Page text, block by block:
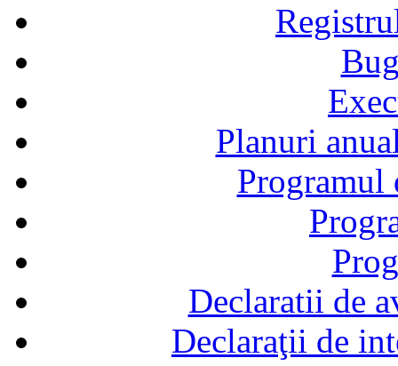
Planuri
Declaratii de
Declaraţii de